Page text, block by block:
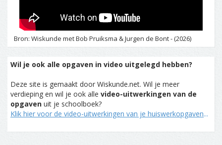
Bron: Wiskunde met Bob Pruiksma & Jurgen de Bont - (2026)
Wil je ook alle opgaven in video uitgelegd hebben?
Deze site is gemaakt door Wiskunde.net. Wil je meer
verdieping en wil je ook alle video-uitwerkingen van de
opgaven uit je schoolboek?
Klik hier voor de video-uitwerkingen van je huiswerkopgaven...